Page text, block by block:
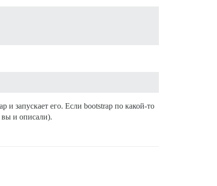
и запускает его. Если bootstrap по какой-то
вы и описали).